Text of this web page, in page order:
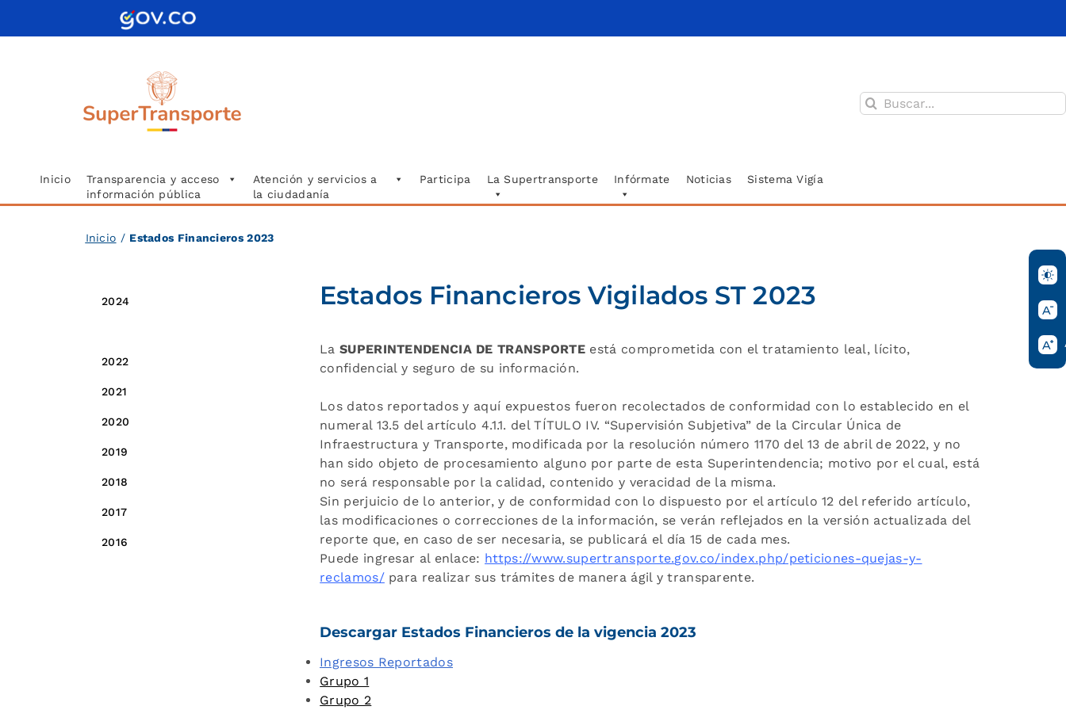
Buscar:
Inicio
Transparencia y acceso
información pública
Atención y servicios a
la ciudadanía
Participa La Supertransporte Infórmate Noticias Sistema Vigía
Inicio / Estados Financieros 2023
2024
2022
2021
2020
2019
2018
2017
2016
Estados Financieros Vigilados ST 2023
LaSUPERINTENDENCIA DE TRANSPORTE está comprometida con el tratamiento leal, lícito,
confidencial y seguro de su información.
Los datos reportados y aquí expuestos fueron recolectados de conformidad con lo establecido en el
numeral 13.5 del artículo 4.1.1. del TÍTULO IV. “Supervisión Subjetiva” de la Circular Única de
Infraestructura y Transporte, modificada por la resolución número 1170 del 13 de abril de 2022, y no
han sido objeto de procesamiento alguno por parte de esta Superintendencia; motivo por el cual, está
no será responsable por la calidad, contenido y veracidad de la misma.
Sin perjuicio de lo anterior, y de conformidad con lo dispuesto por el artículo 12 del referido artículo,
las modificaciones o correcciones de la información, se verán reflejados en la versión actualizada del
reporte que, en caso de ser necesaria, se publicará el día 15 de cada mes.
Puede ingresar al enlace: https://www.supertransporte.gov.co/index.php/peticiones-quejas-y-
reclamos/para realizar sus trámites de manera ágil y transparente.
Descargar Estados Financieros de la vigencia 2023
Ingresos Reportados
Grupo 1
Grupo 2